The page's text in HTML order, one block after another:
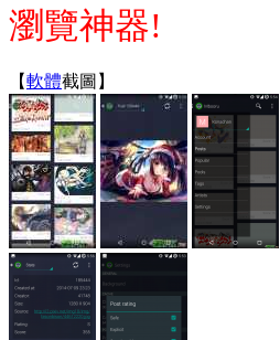
瀏覽神器!
【軟體截圖】